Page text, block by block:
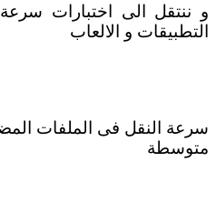
و ننتقل الى اختبارات
التطبيقات و الالعاب
سرعة النقل فى الملفات
متوسطة